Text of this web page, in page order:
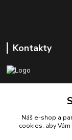
Kontakty
Náš e-shop a
cookies, aby